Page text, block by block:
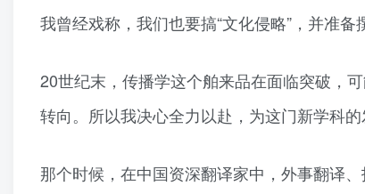
我曾经戏称，我们也要搞“文化侵略”，并准
20世纪末，传播学这个舶来品在面临突破，
转向。所以我决心全力以赴，为这门新学科的
那个时候，在中国资深翻译家中，外事翻译